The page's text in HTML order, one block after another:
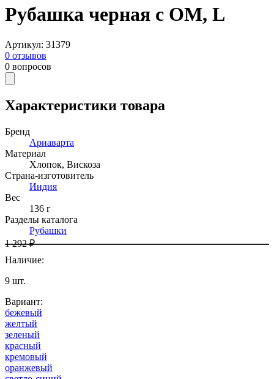
Рубашка черная с ОМ, L
Артикул: 31379
0 отзывов
0 вопросов
Характеристики товара
Бренд
Ариаварта
Материал
Хлопок, Вискоза
Страна-изготовитель
Индия
Вес
136 г
Разделы каталога
Рубашки
1 292 ₽
Наличие:
9 шт.
Вариант:
бежевый
желтый
зеленый
красный
кремовый
оранжевый